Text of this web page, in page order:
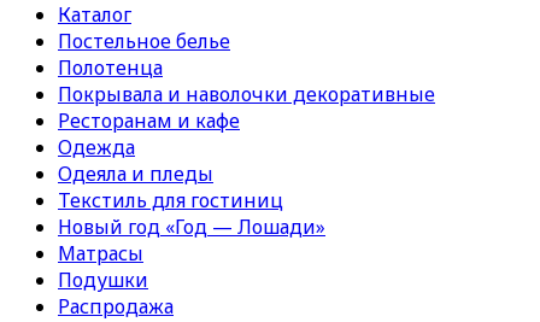
Каталог
Постельное белье
Полотенца
Покрывала и наволочки декоративные
Ресторанам и кафе
Одежда
Одеяла и пледы
Текстиль для гостиниц
Новый год «Год — Лошади»
Матрасы
Подушки
Распродажа